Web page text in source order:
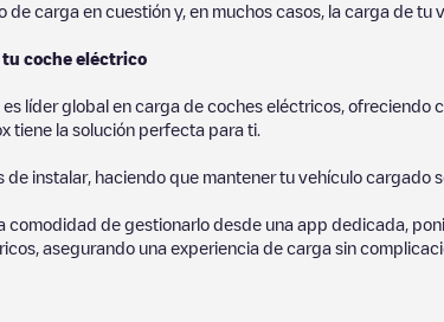
carga en cuestión y, en muchos casos, la carga de tu
tu coche eléctrico
es líder global en carga de coches eléctricos,
tiene la solución perfecta para ti.
instalar, haciendo que mantener tu vehículo cargado
de gestionarlo desde una app dedicada,
asegurando una experiencia de carga sin